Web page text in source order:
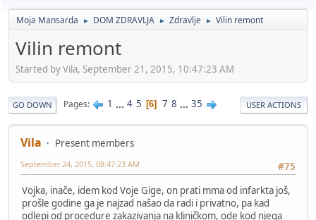
Moja Mansarda ► DOM ZDRAVLJA ► Zdravlje ► Vilin remont
Vilin remont
Started by Vila, September 21, 2015, 10:47:23 AM
GO DOWN Pages 1 ... 4 5 6 7 8 ... 35 USER ACTIONS
Vila
Present members
#75
September 24, 2015, 08:47:23 AM
Vojka, inače, idem kod Voje Gige, on prati mma od infarkta još,
prošle godine ga je najzad našao da radi i privatno, pa kad
odlepi od procedure zakazivanja na kliničkom, ode kod njega